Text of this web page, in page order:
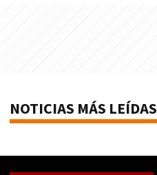
NOTICIAS MÁS LEÍDAS